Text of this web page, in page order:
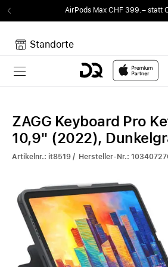
AirPods Max CHF 399.– statt CHF 499.–
Standorte
Toggle navigation
ZAGG Keyboard Pro
10,9" (2022),
Artikelnr.: it8519 / Hersteller-Nr.: